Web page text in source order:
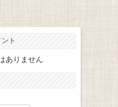
ト
ありません